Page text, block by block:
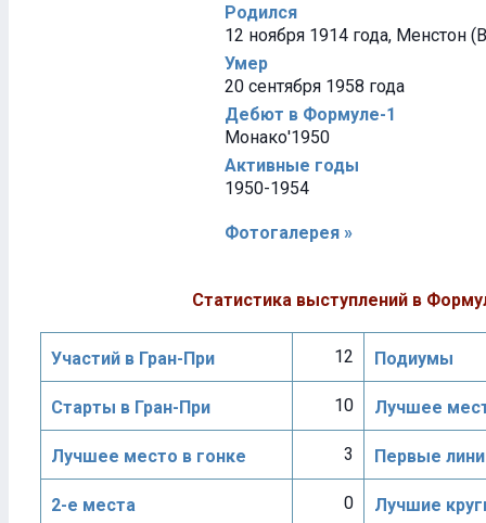
Родился
12 ноября 1914 года, Менстон
Умер
20 сентября 1958 года
Дебют в Формуле-1
Монако'1950
Активные годы
1950-1954
Фотогалерея »
Статистика выступлений в
Участий в Гран-При 12 Подиумы
Старты в Гран-При 10 Лучшее
Лучшее место в гонке 3 Первые
2-е места 0 Лучшие